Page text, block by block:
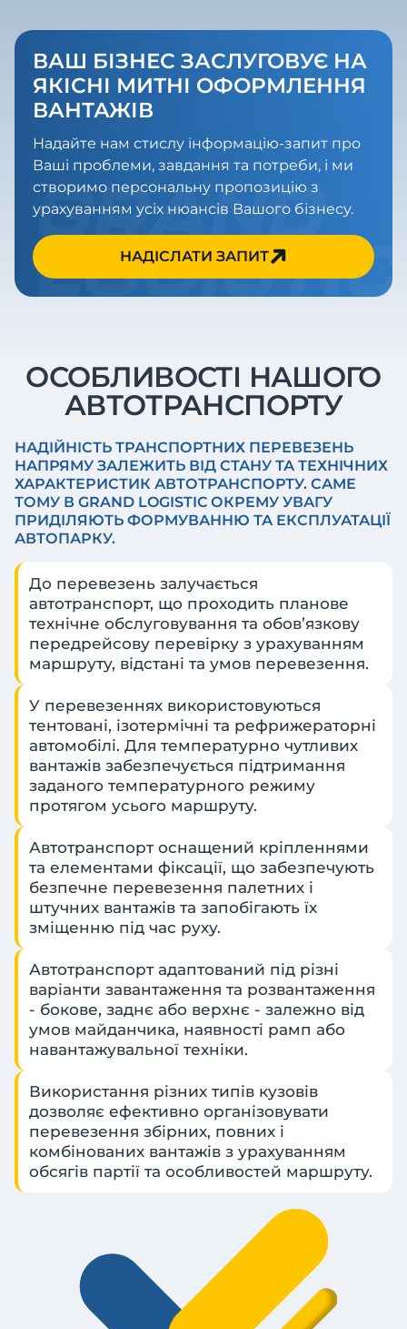
ВАШ БІЗНЕС ЗАСЛУГОВУЄ НА
ЯКІСНІ МИТНІ ОФОРМЛЕННЯ
ВАНТАЖІВ
Надайте нам стислу інформацію-запит про
Ваші проблеми, завдання та потреби, і ми
створимо персональну пропозицію з
урахуванням усіх нюансів Вашого бізнесу.
НАДІСЛАТИ ЗАПИТ
ОСОБЛИВОСТІ НАШОГО
АВТОТРАНСПОРТУ
НАДІЙНІСТЬ ТРАНСПОРТНИХ ПЕРЕВЕЗЕНЬ
НАПРЯМУ ЗАЛЕЖИТЬ ВІД СТАНУ ТА ТЕХНІЧНИХ
ХАРАКТЕРИСТИК АВТОТРАНСПОРТУ. САМЕ
ТОМУ В GRAND LOGISTIC ОКРЕМУ УВАГУ
ПРИДІЛЯЮТЬ ФОРМУВАННЮ ТА ЕКСПЛУАТАЦІЇ
АВТОПАРКУ.
До перевезень залучається
автотранспорт, що проходить планове
технічне обслуговування та обов’язкову
передрейсову перевірку з урахуванням
маршруту, відстані та умов перевезення.
У перевезеннях використовуються
тентовані, ізотермічні та рефрижераторні
автомобілі. Для температурно чутливих
вантажів забезпечується підтримання
заданого температурного режиму
протягом усього маршруту.
Автотранспорт оснащений кріпленнями
та елементами фіксації, що забезпечують
безпечне перевезення палетних і
штучних вантажів та запобігають їх
зміщенню під час руху.
Автотранспорт адаптований під різні
варіанти завантаження та розвантаження
- бокове, заднє або верхнє - залежно від
умов майданчика, наявності рамп або
навантажувальної техніки.
Використання різних типів кузовів
дозволяє ефективно організовувати
перевезення збірних, повних і
комбінованих вантажів з урахуванням
обсягів партії та особливостей маршруту.